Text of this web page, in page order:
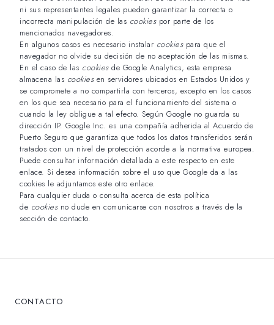
ni sus representantes legales pueden garantizar la correcta o
incorrecta manipulación de las cookiespor parte de los
mencionados navegadores.
En algunos casos es necesario instalar cookiespara que el
navegador no olvide su decisión de no aceptación de las mismas.
En el caso de las cookiesde Google Analytics, esta empresa
almacena las cookiesen servidores ubicados en Estados Unidos y
se compromete a no compartirla con terceros, excepto en los casos
en los que sea necesario para el funcionamiento del sistema o
cuando la ley obligue a tal efecto. Según Google no guarda su
dirección IP. Google Inc. es una compañía adherida al Acuerdo de
Puerto Seguro que garantiza que todos los datos transferidos serán
tratados con un nivel de protección acorde a la normativa europea.
Puede consultar información detallada a este respecto en este
enlace. Si desea información sobre el uso que Google da a las
cookies le adjuntamos este otro enlace.
Para cualquier duda o consulta acerca de esta política
de cookiesno dude en comunicarse con nosotros a través de la
sección de contacto.
CONTACTO